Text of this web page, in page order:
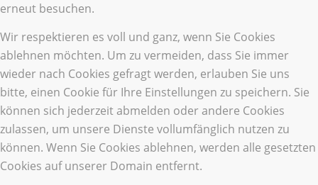
erneut besuchen.
Wir respektieren es voll und ganz, wenn Sie Cookies
ablehnen möchten. Um zu vermeiden, dass Sie immer
wieder nach Cookies gefragt werden, erlauben Sie uns
bitte, einen Cookie für Ihre Einstellungen zu speichern. Sie
können sich jederzeit abmelden oder andere Cookies
zulassen, um unsere Dienste vollumfänglich nutzen zu
können. Wenn Sie Cookies ablehnen, werden alle gesetzten
Cookies auf unserer Domain entfernt.